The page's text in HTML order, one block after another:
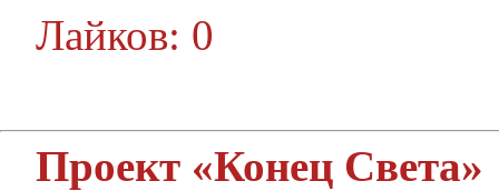
Лайков: 0
Проект «Конец Света»